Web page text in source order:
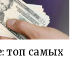
топ самых